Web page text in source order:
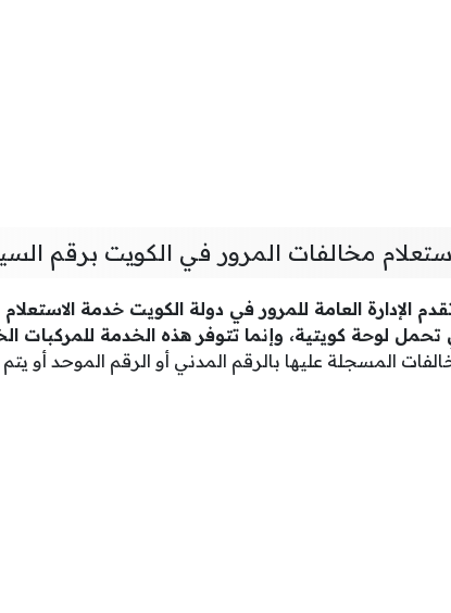
مخالفات المرور في الكويت برقم
الإدارة العامة للمرور في دولة الكويت خدمة
تحمل لوحة كويتية، وإنما تتوفر هذه الخدمة للمركبات
المسجلة عليها بالرقم المدني أو الرقم الموحد أو